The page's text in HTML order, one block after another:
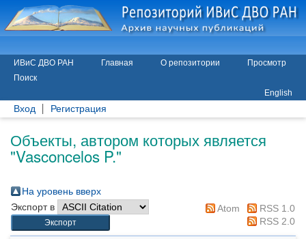
ИВиС ДВО РАН Главная О репозитории
Просмотр
Поиск
English
Вход Регистрация
Объекты, автором которых является
"Vasconcelos P."
На уровень вверх
Экспорт в
Atom
RSS 1.0
RSS 2.0